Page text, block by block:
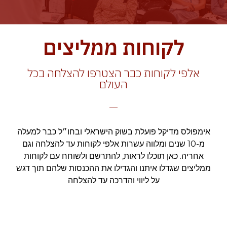
לקוחות ממליצים
אלפי לקוחות כבר הצטרפו להצלחה בכל
העולם
אימפולס מדיקל פועלת בשוק הישראלי ובחו״ל כבר למעלה
מ-10 שנים ומלווה עשרות אלפי לקוחות עד להצלחה וגם
אחריה. כאן תוכלו לראות, להתרשם ולשוחח עם לקוחות
ממליצים שגדלו איתנו והגדילו את ההכנסות שלהם תוך דגש
על ליווי והדרכה עד להצלחה